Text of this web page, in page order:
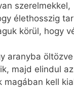
szerelmekkel,
élethosszig
körül, hogy
aranyba
majd elindul
magában kell